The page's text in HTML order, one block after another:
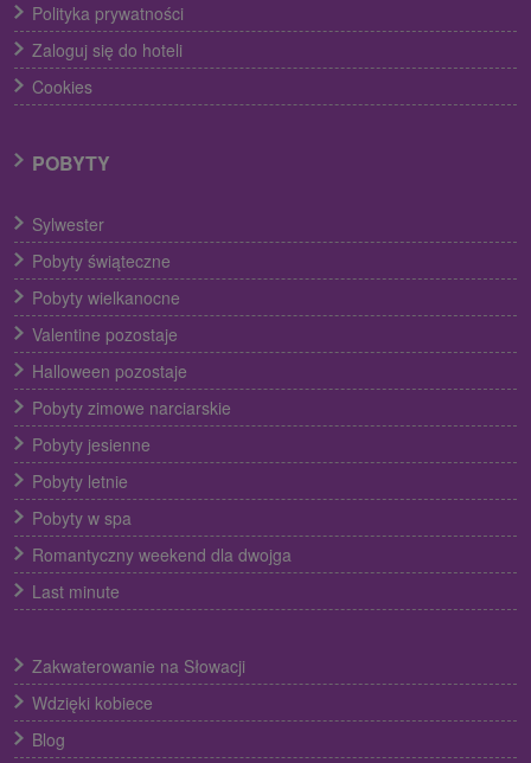
Polityka prywatności
Zaloguj się do hoteli
Cookies
POBYTY
Sylwester
Pobyty świąteczne
Pobyty wielkanocne
Valentine pozostaje
Halloween pozostaje
Pobyty zimowe narciarskie
Pobyty jesienne
Pobyty letnie
Pobyty w spa
Romantyczny weekend dla dwojga
Last minute
Zakwaterowanie na Słowacji
Wdzięki kobiece
Blog